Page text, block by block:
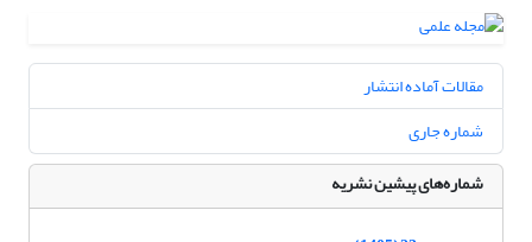
مقالات آماده انتشار
شماره جاری
شماره‌های پیشین نشریه